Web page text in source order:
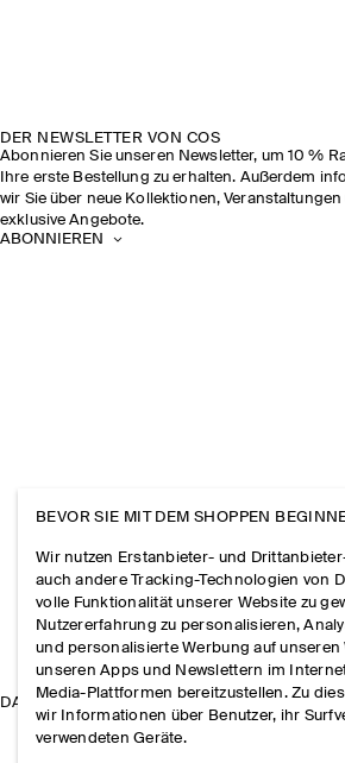
DER NEWSLETTER VON COS
Abonnieren Sie unseren Newsletter, um 10 %
Ihre erste Bestellung zu erhalten. Außerdem
wir Sie über neue Kollektionen, Veranstaltungen
exklusive Angebote.
ABONNIEREN
DAS UNTERNEHMEN
BEVOR SIE MIT DEM SHOPPEN
Wir nutzen Erstanbieter- und
auch andere Tracking-Technologien von
volle Funktionalität unserer Website zu
Nutzererfahrung zu personalisieren,
und personalisierte Werbung auf unseren
unseren Apps und Newslettern im
Media-Plattformen bereitzustellen. Zu
wir Informationen über Benutzer, ihr
verwendeten Geräte.